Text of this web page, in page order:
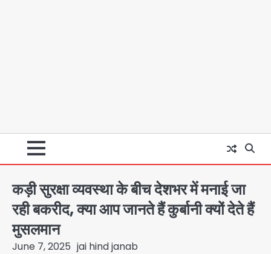
कड़ी सुरक्षा व्यवस्था के बीच देशभर में मनाई जा
रही बकरीद, क्या आप जानते हैं कुर्बानी क्यों देते हैं
मुसलमान
June 7, 2025 jai hind janab